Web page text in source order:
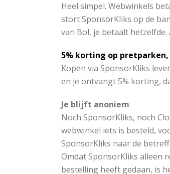
Heel simpel. Webwinkels
stort SponsorKliks op de
van Bol, je betaalt
5% korting op
Kopen via SponsorKliks
en je ontvangt 5% korting,
Je blijft anoniem
Noch SponsorKliks, noch
webwinkel iets is besteld,
SponsorKliks naar de
Omdat SponsorKliks alleen
bestelling heeft gedaan, is